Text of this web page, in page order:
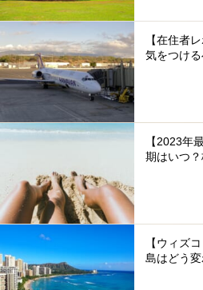
【在住者
気をつける
【2023年
期はいつ？
【ウィズ
島はどう変